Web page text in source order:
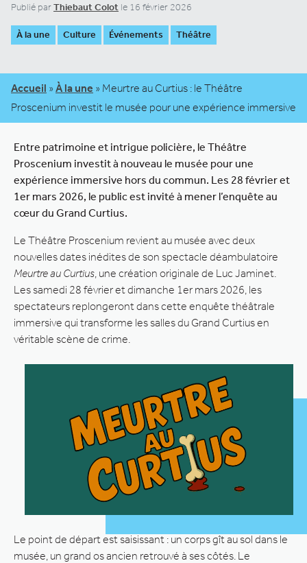
Publié parThiebaut Colot le 16 février 2026
À la une Culture Événements Théâtre
Accueil » À la une » Meurtre au Curtius : le Théâtre
Proscenium investit le musée pour une expérience immersive
Entre patrimoine et intrigue policière, le Théâtre
Proscenium investit à nouveau le musée pour une
expérience immersive hors du commun. Les 28 février et
1er mars 2026, le public est invité à mener l’enquête au
cœur du Grand Curtius.
Le Théâtre Proscenium revient au musée avec deux
nouvelles dates inédites de son spectacle déambulatoire
Meurtre au Curtius , une création originale de Luc Jaminet.
Les samedi 28 février et dimanche 1er mars 2026, les
spectateurs replongeront dans cette enquête théâtrale
immersive qui transforme les salles du Grand Curtius en
véritable scène de crime.
Le point de départ est saisissant : un corps gît au sol dans le
musée, un grand os ancien retrouvé à ses côtés. Le